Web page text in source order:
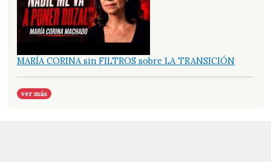
MARÍA CORINA sin FILTROS sobre LA TRANSICIÓN
ver más